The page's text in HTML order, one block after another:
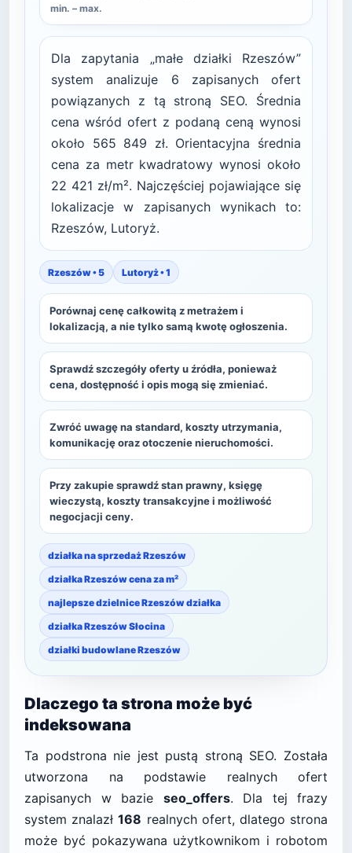
min. – max.
Dla zapytania „małe działki Rzeszów”
system analizuje 6 zapisanych ofert
powiązanych z tą stroną SEO. Średnia
cena wśród ofert z podaną ceną wynosi
około 565 849 zł. Orientacyjna średnia
cena za metr kwadratowy wynosi około
22 421 zł/m². Najczęściej pojawiające się
lokalizacje w zapisanych wynikach to:
Rzeszów, Lutoryż.
Rzeszów • 5 Lutoryż • 1
Porównaj cenę całkowitą z metrażem i
lokalizacją, a nie tylko samą kwotę ogłoszenia.
Sprawdź szczegóły oferty u źródła, ponieważ
cena, dostępność i opis mogą się zmieniać.
Zwróć uwagę na standard, koszty utrzymania,
komunikację oraz otoczenie nieruchomości.
Przy zakupie sprawdź stan prawny, księgę
wieczystą, koszty transakcyjne i możliwość
negocjacji ceny.
działka na sprzedaż Rzeszów
działka Rzeszów cena za m²
najlepsze dzielnice Rzeszów działka
działka Rzeszów Słocina
działki budowlane Rzeszów
Dlaczego ta strona może być
indeksowana
Ta podstrona nie jest pustą stroną SEO. Została
utworzona na podstawie realnych ofert
zapisanych w bazie seo_offers. Dla tej frazy
system znalazł168 realnych ofert, dlatego strona
może być pokazywana użytkownikom i robotom